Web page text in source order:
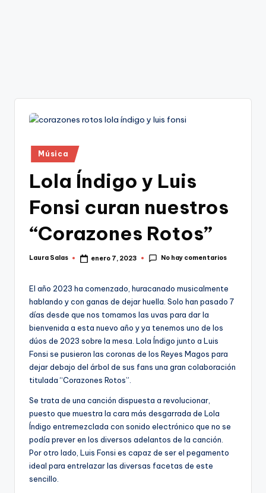
Publicado
en
Música
Lola Índigo y Luis
Fonsi curan nuestros
“Corazones Rotos”
Publicado
Laura Salas enero 7, 2023 No hay comentarios
El año 2023 ha comenzado, huracanado musicalmente
hablando y con ganas de dejar huella. Solo han pasado 7
días desde que nos tomamos las uvas para dar la
bienvenida a esta nuevo año y ya tenemos uno de los
dúos de 2023 sobre la mesa. Lola Índigo junto a Luis
Fonsi se pusieron las coronas de los Reyes Magos para
dejar debajo del árbol de sus fans una gran colaboración
titulada “Corazones Rotos”.
Se trata de una canción dispuesta a revolucionar,
puesto que muestra la cara más desgarrada de Lola
Índigo entremezclada con sonido electrónico que no se
podía prever en los diversos adelantos de la canción.
Por otro lado, Luis Fonsi es capaz de ser el pegamento
ideal para entrelazar las diversas facetas de este
sencillo.